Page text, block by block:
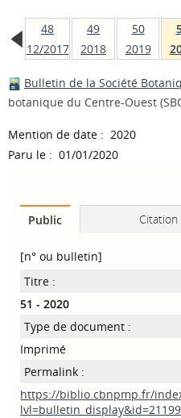
48
12/2017
49
2018
50
2019
Bulletin de la Société
botanique du Centre-Ouest
Mention de date : 2020
Paru le : 01/01/2020
Public Citation
[n° ou bulletin]
Titre :
51 - 2020
Type de document :
Imprimé
Permalink :
https://biblio.cbnpmp.fr/
lvl=bulletin_display&id=21199